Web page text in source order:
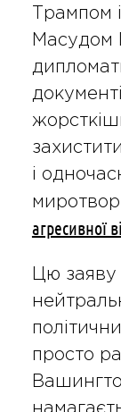
Трампом
Масудом
і
агресивної
Цю
просто